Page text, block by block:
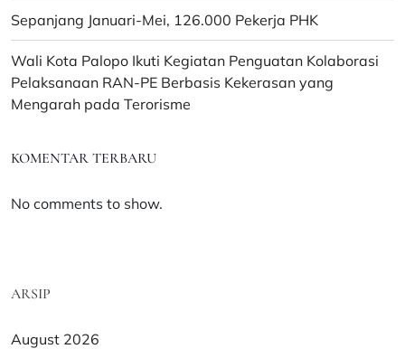
Sepanjang Januari-Mei, 126.000 Pekerja PHK
Wali Kota Palopo Ikuti Kegiatan Penguatan Kolaborasi
Pelaksanaan RAN-PE Berbasis Kekerasan yang
Mengarah pada Terorisme
KOMENTAR TERBARU
No comments to show.
ARSIP
August 2026